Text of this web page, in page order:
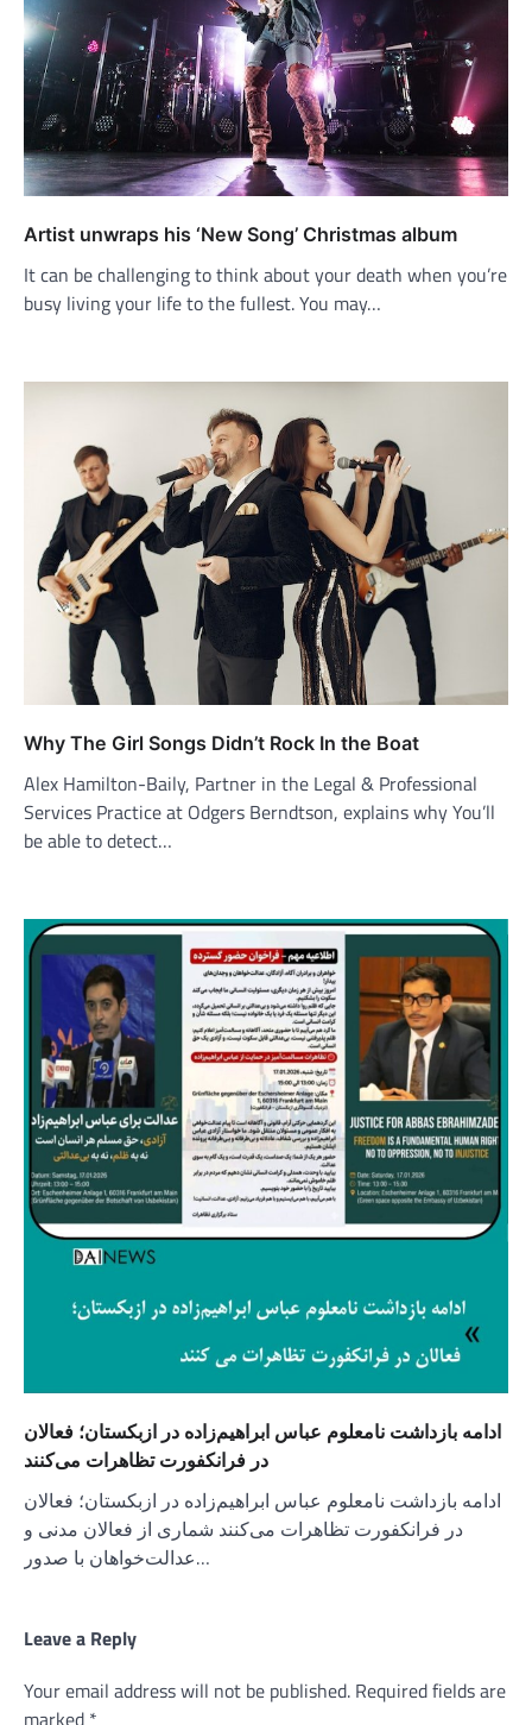
Artist unwraps his ‘New Song’ Christmas album
It can be challenging to think about your death when you’re
busy living your life to the fullest. You may…
Why The Girl Songs Didn’t Rock In the Boat
Alex Hamilton-Baily, Partner in the Legal & Professional
Services Practice at Odgers Berndtson, explains why You’ll
be able to detect…
ادامه بازداشت نامعلوم عباس ابراهیم‌زاده در ازبکستان؛ فعالان
در فرانکفورت تظاهرات می‌کنند
ادامه بازداشت نامعلوم عباس ابراهیم‌زاده در ازبکستان؛ فعالان
در فرانکفورت تظاهرات می‌کنند شماری از فعالان مدنی و
عدالت‌خواهان با صدور…
Leave a Reply
Your email address will not be published. Required fields are
marked *